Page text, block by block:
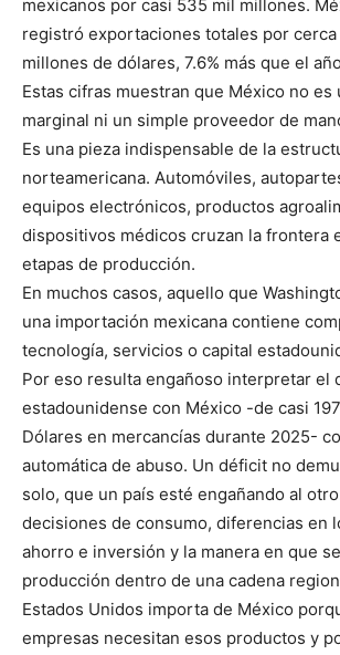
mexicanos por casi 535 mil millones.
registró exportaciones totales por cerca
millones de dólares, 7.6% más que el
Estas cifras muestran que México no es
marginal ni un simple proveedor de
Es una pieza indispensable de la
norteamericana. Automóviles,
equipos electrónicos, productos
dispositivos médicos cruzan la frontera
etapas de producción.
En muchos casos, aquello que
una importación mexicana contiene
tecnología, servicios o capital
Por eso resulta engañoso interpretar el
estadounidense con México -de casi
Dólares en mercancías durante 2025-
automática de abuso. Un déficit no
solo, que un país esté engañando al
decisiones de consumo, diferencias en
ahorro e inversión y la manera en que
producción dentro de una cadena
Estados Unidos importa de México
empresas necesitan esos productos y